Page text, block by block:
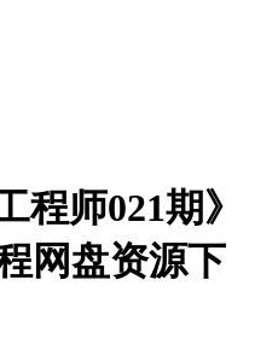
程师021期》
网盘资源下